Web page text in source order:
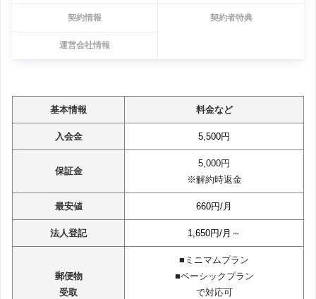
契約情報 契約者特典
運営会社情報
基本情報 料金など
入会金 5,500円
保証金
5,000円
※解約時返金
最安値 660円/月
法人登記 1,650円/月 ～
郵便物
受取
■ミニマムプラン
■ベーシックプラン
で対応可